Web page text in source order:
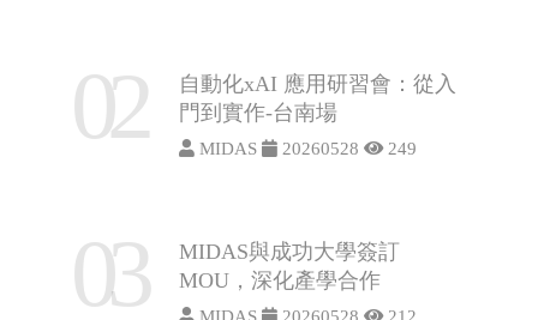
02
自動化xAI 應用研習會：從入
門到實作-台南場
MIDAS 20260528 249
03
MIDAS與成功大學簽訂
MOU，深化產學合作